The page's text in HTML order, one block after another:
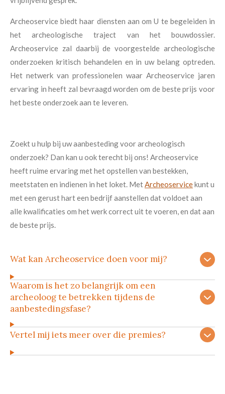
Archeoservice biedt haar diensten aan om U te begeleiden in
het archeologische traject van het bouwdossier.
Archeoservice zal daarbij de voorgestelde archeologische
onderzoeken kritisch behandelen en in uw belang optreden.
Het netwerk van professionelen waar Archeoservice jaren
ervaring in heeft zal bevraagd worden om de beste prijs voor
het beste onderzoek aan te leveren.
Zoekt u hulp bij uw aanbesteding voor archeologisch
onderzoek? Dan kan u ook terecht bij ons! Archeoservice
heeft ruime ervaring met het opstellen van bestekken,
meetstaten en indienen in het loket. MetArcheoservicekunt u
met een gerust hart een bedrijf aanstellen dat voldoet aan
alle kwalificaties om het werk correct uit te voeren, en dat aan
de beste prijs.
Wat kan Archeoservice doen voor mij?
Waarom is het zo belangrijk om een
archeoloog te betrekken tijdens de
aanbestedingsfase?
Vertel mij iets meer over die premies?